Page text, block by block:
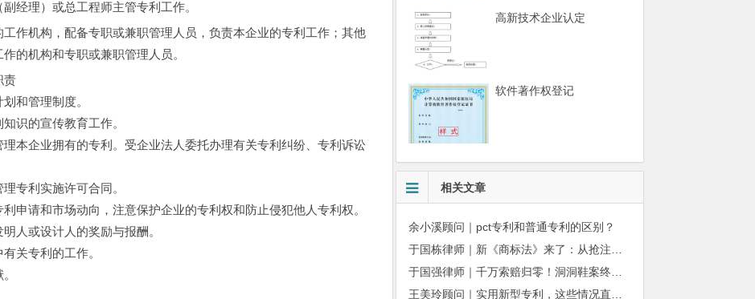
理）或总工程师主管专利工作。
作机构，配备专职或兼职管理人员，负责本企业的专利工作；其他
的机构和专职或兼职管理人员。
责
和管理制度。
识的宣传教育工作。
企业拥有的专利。受企业法人委托办理有关专利纠纷、专利诉讼
专利实施许可合同。
请和市场动向，注意保护企业的专利权和防止侵犯他人专利权。
或设计人的奖励与报酬。
关专利的工作。
高新技术企业认定
软件著作权登记
相关文章
余小溪顾问｜pct专利和普通专利的区别？